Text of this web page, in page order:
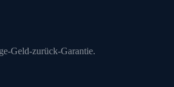
Geld-zurück-Garantie.